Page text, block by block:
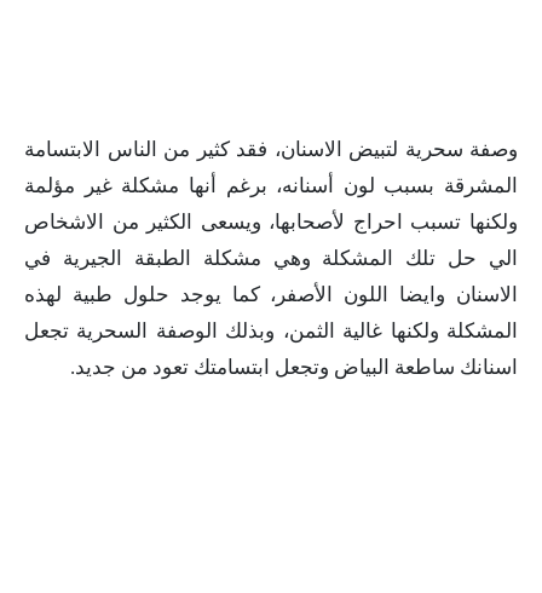
وصفة سحرية لتبيض الاسنان، فقد كثير من الناس الابتسامة
المشرقة بسبب لون أسنانه، برغم أنها مشكلة غير مؤلمة
ولكنها تسبب احراج لأصحابها، ويسعى الكثير من الاشخاص
الي حل تلك المشكلة وهي مشكلة الطبقة الجيرية في
الاسنان وايضا اللون الأصفر، كما يوجد حلول طبية لهذه
المشكلة ولكنها غالية الثمن، وبذلك الوصفة السحرية تجعل
اسنانك ساطعة البياض وتجعل ابتسامتك تعود من جديد.